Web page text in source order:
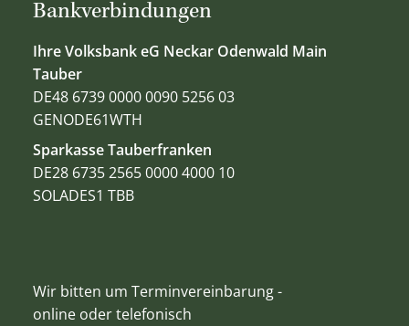
Bankverbindungen
Ihre Volksbank eG Neckar Odenwald Main
Tauber
DE48 6739 0000 0090 5256 03
GENODE61WTH
Sparkasse Tauberfranken
DE28 6735 2565 0000 4000 10
SOLADES1 TBB
Wir bitten um Terminvereinbarung -
online oder telefonisch